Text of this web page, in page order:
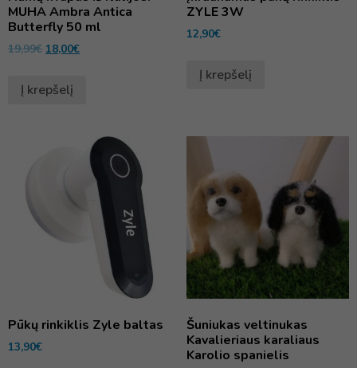
MUHA Ambra Antica
Butterfly 50 ml
19,99€ 18,00€
Į krepšelį
ZYLE 3W
12,90€
Į krepšelį
Pūkų rinkiklis Zyle baltas
13,90€
Šuniukas veltinukas
Kavalieriaus karaliaus
Karolio spanielis